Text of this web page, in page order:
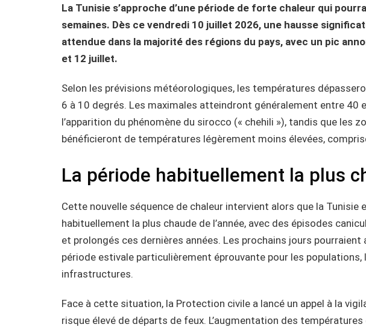
La Tunisie s’approche d’une période de forte chaleur qui
semaines. Dès ce vendredi 10 juillet 2026, une hausse
attendue dans la majorité des régions du pays, avec un pic
et 12 juillet.
Selon les prévisions météorologiques, les températures
6 à 10 degrés. Les maximales atteindront généralement entre 40
l’apparition du phénomène du sirocco (« chehili »), tandis que les
bénéficieront de températures légèrement moins élevées,
La période habituellement la plus
Cette nouvelle séquence de chaleur intervient alors que la Tunisie
habituellement la plus chaude de l’année, avec des épisodes
et prolongés ces dernières années. Les prochains jours pourraient
période estivale particulièrement éprouvante pour les
infrastructures.
Face à cette situation, la Protection civile a lancé un appel à la
risque élevé de départs de feux. L’augmentation des températures